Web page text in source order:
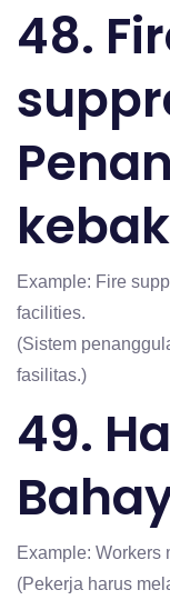
48.
Example: Fire
facilities.
(Sistem
fasilitas.)
49.
Example: Workers
(Pekerja harus